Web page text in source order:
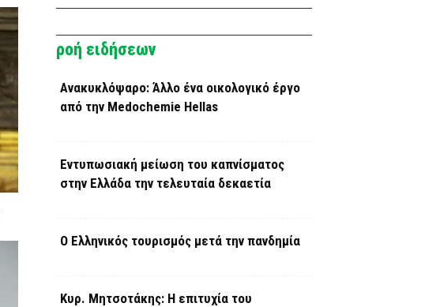
ροή ειδήσεων
Ανακυκλόψαρο: Άλλο ένα οικολογικό έργο
από την Medochemie Hellas
Εντυπωσιακή μείωση του καπνίσματος
στην Ελλάδα την τελευταία δεκαετία
Ο Ελληνικός τουρισμός μετά την πανδημία
Κυρ. Μητσοτάκης: Η επιτυχία του